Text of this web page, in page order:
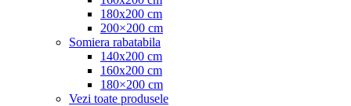
180x200 cm
200×200 cm
Somiera rabatabila
140x200 cm
160x200 cm
180×200 cm
Vezi toate produsele